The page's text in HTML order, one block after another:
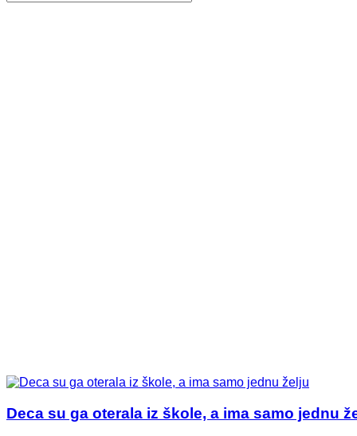
Deca su ga oterala iz škole, a ima samo jednu